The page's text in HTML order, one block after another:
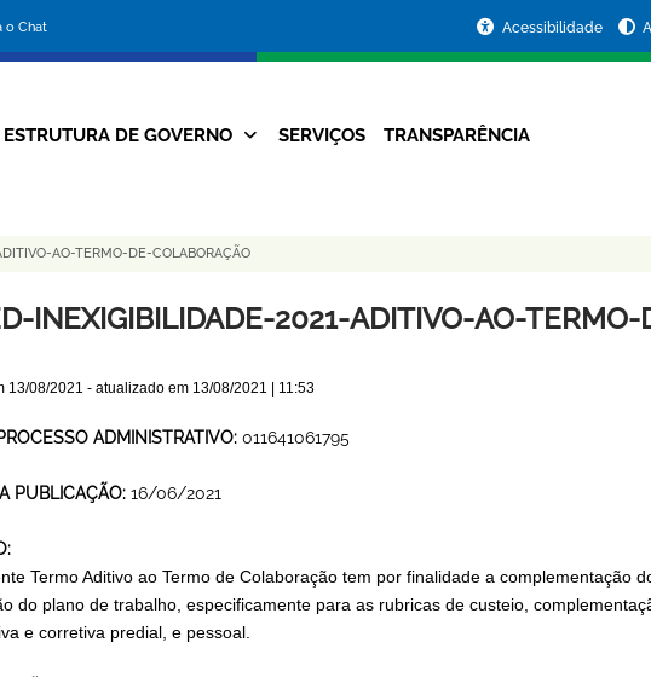
o Chat
da
Prefeitura
Acessibilidade
Navegação
ESTRUTURA DE GOVERNO SERVIÇOS TRANSPARÊNCIA
AO-TERMO-DE-COLABORAÇÃO
INEXIGIBILIDADE-2021-ADITIVO-AO-TERMO-
13/08/2021 - atualizado em 13/08/2021 | 11:53
ADMINISTRATIVO: 011641061795
PUBLICAÇÃO: 16/06/2021
Termo Aditivo ao Termo de Colaboração tem por finalidade a complementação
do plano de trabalho, especificamente para as rubricas de custeio,
e corretiva predial, e pessoal.